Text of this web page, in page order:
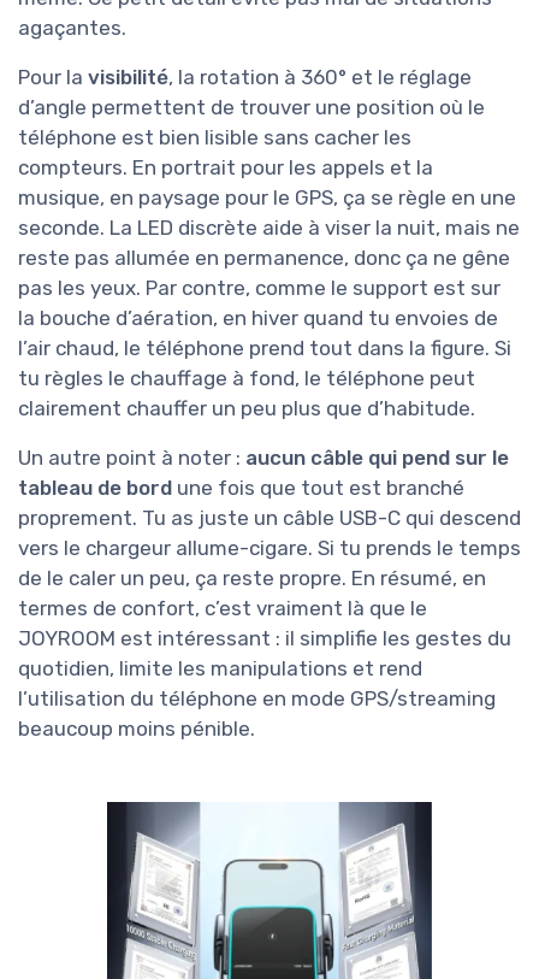
agaçantes.
Pour la visibilité, la rotation à 360° et le réglage
d’angle permettent de trouver une position où le
téléphone est bien lisible sans cacher les
compteurs. En portrait pour les appels et la
musique, en paysage pour le GPS, ça se règle en une
seconde. La LED discrète aide à viser la nuit, mais ne
reste pas allumée en permanence, donc ça ne gêne
pas les yeux. Par contre, comme le support est sur
la bouche d’aération, en hiver quand tu envoies de
l’air chaud, le téléphone prend tout dans la figure. Si
tu règles le chauffage à fond, le téléphone peut
clairement chauffer un peu plus que d’habitude.
Un autre point à noter : aucun câble qui pend sur le
tableau de bord une fois que tout est branché
proprement. Tu as juste un câble USB-C qui descend
vers le chargeur allume-cigare. Si tu prends le temps
de le caler un peu, ça reste propre. En résumé, en
termes de confort, c’est vraiment là que le
JOYROOM est intéressant : il simplifie les gestes du
quotidien, limite les manipulations et rend
l’utilisation du téléphone en mode GPS/streaming
beaucoup moins pénible.